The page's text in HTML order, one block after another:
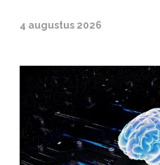
4 augustus 2026